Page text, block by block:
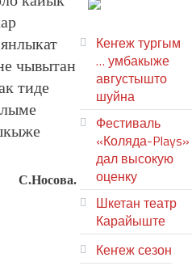
чывытан
тиде
С.Носова.
Кеҥеж тургым
… умбакыже
августышто
шуйна
Фестиваль
«Коляда-Plays»
дал высокую
оценку
Шкетан театр
Карайыште
Кеҥеж сезон